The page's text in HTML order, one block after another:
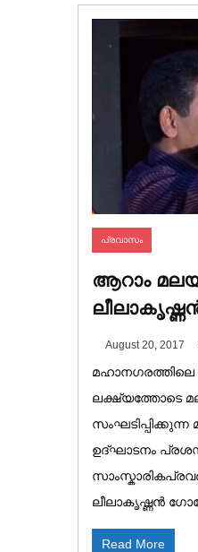
പ്രവാസം
ആറാം
August 20, 2017
ലക്ഷ്യത്തോടെ
സംഘടിപ്പിക്കുന്ന
ഉദ്‌ഘാടനം
ലീലാകൃഷ്ണൻ
Read More